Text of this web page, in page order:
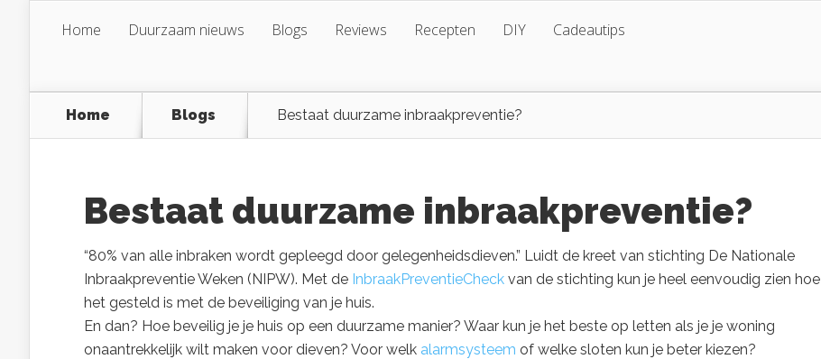
Home Duurzaam nieuws Blogs Reviews Recepten DIY Cadeautips
Home Blogs Bestaat duurzame inbraakpreventie?
Bestaat duurzame inbraakpreventie?
“80% van alle inbraken wordt gepleegd door gelegenheidsdieven.” Luidt de kreet van stichting De Nationale
Inbraakpreventie Weken (NIPW). Met de InbraakPreventieCheck van de stichting kun je heel eenvoudig zien hoe
het gesteld is met de beveiliging van je huis.
En dan? Hoe beveilig je je huis op een duurzame manier? Waar kun je het beste op letten als je je woning
onaantrekkelijk wilt maken voor dieven? Voor welk alarmsysteem of welke sloten kun je beter kiezen?